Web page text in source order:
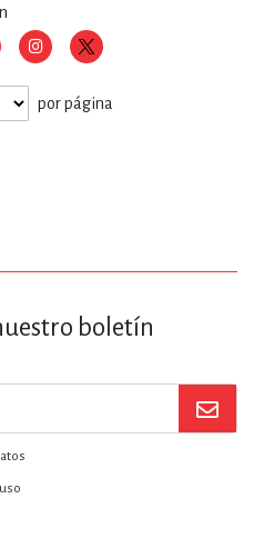
por página
boletín